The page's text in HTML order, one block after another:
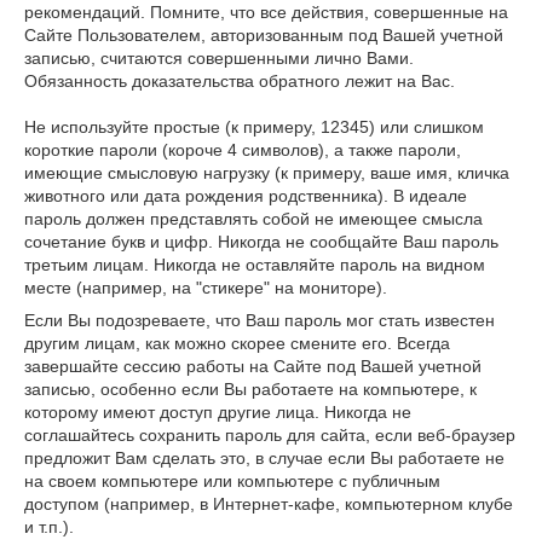
рекомендаций. Помните, что все действия, совершенные на
Сайте Пользователем, авторизованным под Вашей учетной
записью, считаются совершенными лично Вами.
Обязанность доказательства обратного лежит на Вас.
Не используйте простые (к примеру, 12345) или слишком
короткие пароли (короче 4 символов), а также пароли,
имеющие смысловую нагрузку (к примеру, ваше имя, кличка
животного или дата рождения родственника). В идеале
пароль должен представлять собой не имеющее смысла
сочетание букв и цифр. Никогда не сообщайте Ваш пароль
третьим лицам. Никогда не оставляйте пароль на видном
месте (например, на "стикере" на мониторе).
Если Вы подозреваете, что Ваш пароль мог стать известен
другим лицам, как можно скорее смените его. Всегда
завершайте сессию работы на Сайте под Вашей учетной
записью, особенно если Вы работаете на компьютере, к
которому имеют доступ другие лица. Никогда не
соглашайтесь сохранить пароль для сайта, если веб-браузер
предложит Вам сделать это, в случае если Вы работаете не
на своем компьютере или компьютере с публичным
доступом (например, в Интернет-кафе, компьютерном клубе
и т.п.).